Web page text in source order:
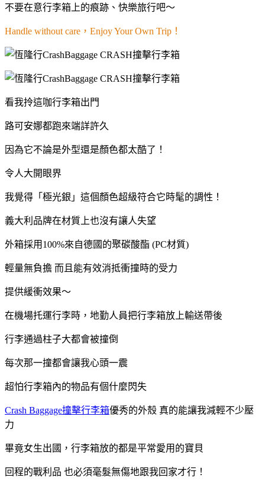
不要在意行李箱上的痕跡、快樂旅行吧～
Handle without care，Enjoy Your Own Trip！
看我拎這咖行李箱出門
路可安娜都跑來端詳許久
因為它不論是外型還是顏色都太酷了！
令人大開眼界
我覺得「極光銀」這個顏色超級符合它時髦的調性！
義大利品牌在材質上也沒有讓人失望
外箱採用100%來自德國的聚碳酸酯 (PC材質)
輕量無負擔 而且能有效消抵衝撞時的受力
提供緩衝效果～
在機場托運行李時，地勤人員把行李箱放上輸送帶後
行李通過柱子大都會被撞倒
每次那一撞都會讓我心頭一震
超怕行李箱內的物品有個什麼閃失
Crash Baggage撞擊行李箱優秀的外殼 真的能讓我減輕不少壓
力
畢竟女生出國，行李箱放的都是平常愛用的寶貝
回程的戰利品 也必須毫髮無傷地跟我回家才行！